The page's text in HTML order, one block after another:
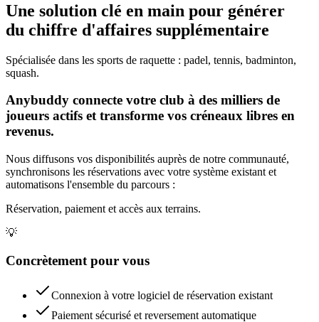
Une solution clé en main pour générer
du chiffre d'affaires supplémentaire
Spécialisée dans les sports de raquette : padel, tennis, badminton,
squash.
Anybuddy connecte votre club à des milliers de
joueurs actifs et transforme vos créneaux libres en
revenus.
Nous diffusons vos disponibilités auprès de notre communauté,
synchronisons les réservations avec votre système existant et
automatisons l'ensemble du parcours :
Réservation, paiement et accès aux terrains.
💡
Concrètement pour vous
Connexion à votre logiciel de réservation existant
Paiement sécurisé et reversement automatique